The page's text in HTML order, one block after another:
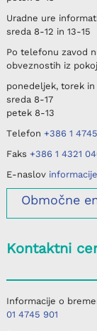
Uradne ure
sreda 8-12 in 13-15
Po telefonu zavod
obveznostih iz
ponedeljek, torek
sreda 8-17
petek8-13
Telefon +386 1
Faks +386 1 4321
E-naslov
Območne
Kontaktni
Informacije o
01 4745 901